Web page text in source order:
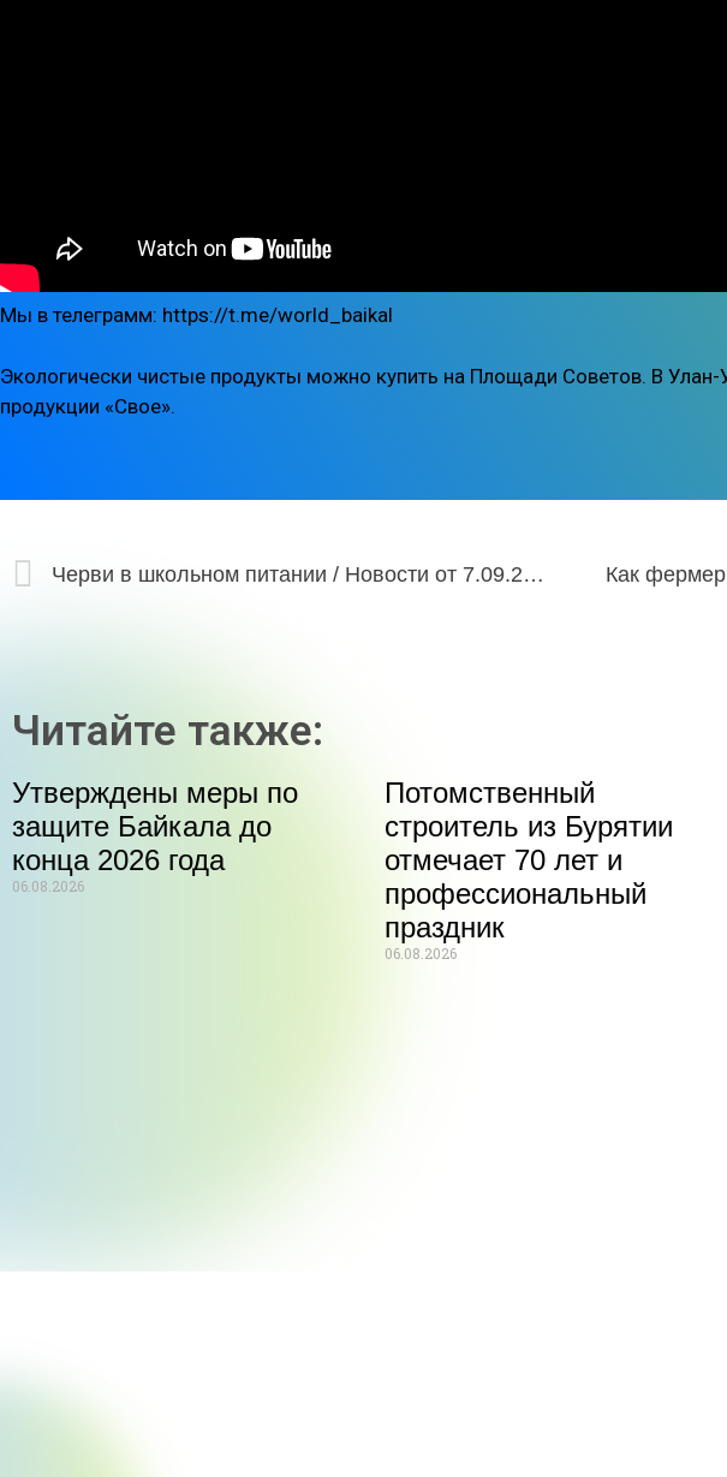
Мы в телеграмм: https://t.me/world_baikal
Экологически чистые продукты можно купить на Площади Советов. В
продукции «Свое».
Черви в школьном питании / Новости от 7.09.2023 Как
Читайте также:
Утверждены меры по
защите Байкала до
конца 2026 года
06.08.2026
Потомственный
строитель из Бурятии
отмечает 70 лет и
профессиональный
праздник
06.08.2026